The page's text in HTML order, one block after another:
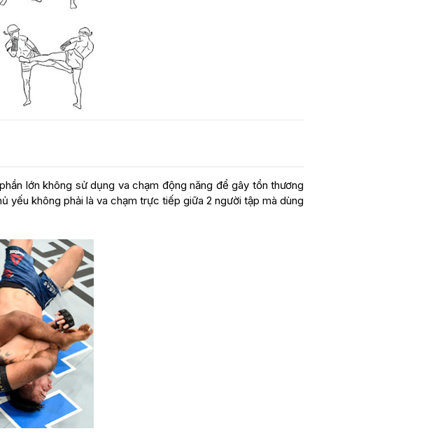
lớn không sử dụng va chạm động năng để gây tổn thương
không phải là va chạm trực tiếp giữa 2 người tập mà dùng